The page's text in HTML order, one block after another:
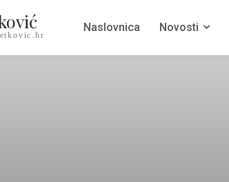
Naslovnica Novosti